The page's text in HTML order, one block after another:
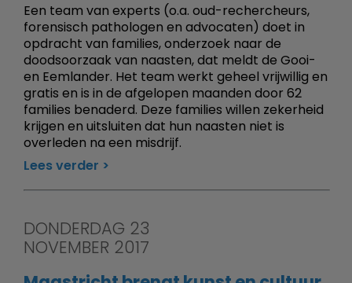
Een team van experts (o.a. oud-rechercheurs,
forensisch pathologen en advocaten) doet in
opdracht van families, onderzoek naar de
doodsoorzaak van naasten, dat meldt de Gooi-
en Eemlander. Het team werkt geheel vrijwillig en
gratis en is in de afgelopen maanden door 62
families benaderd. Deze families willen zekerheid
krijgen en uitsluiten dat hun naasten niet is
overleden na een misdrijf.
Lees verder
DONDERDAG 23
NOVEMBER 2017